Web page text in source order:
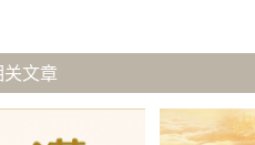
关文章